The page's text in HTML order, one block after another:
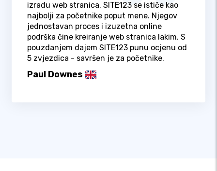
izradu web stranica, SITE123 se ističe kao
najbolji za početnike poput mene. Njegov
jednostavan proces i izuzetna online
podrška čine kreiranje web stranica lakim. S
pouzdanjem dajem SITE123 punu ocjenu od
5 zvjezdica - savršen je za početnike.
Paul Downes